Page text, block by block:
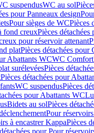
suspendusWC au sol
pour Panneaux design
Pour sièges de WCPièces
fond creuxPièces
pour réservoir attenant
platPièces détachées
Abattants WCWC Comfort
surélevéesPièces
Pièces détachées pour
WC suspendusPièces
pour Abattants WC
Bidets au solPièces
Pour
à encastrer KappaPièces
pour Pour